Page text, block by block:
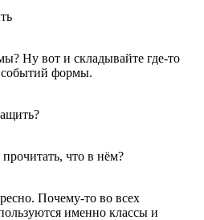
Ну вот и складывайте где-то
событий формы.
что в нём?
Почему-то во всех
именно классы и